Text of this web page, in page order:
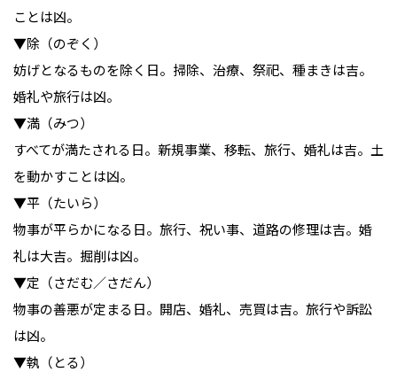
ことは凶。
▼除（のぞく）
妨げとなるものを除く日。掃除、治療、祭祀、種まきは吉。
婚礼や旅行は凶。
▼満（みつ）
すべてが満たされる日。新規事業、移転、旅行、婚礼は吉。土
を動かすことは凶。
▼平（たいら）
物事が平らかになる日。旅行、祝い事、道路の修理は吉。婚
礼は大吉。掘削は凶。
▼定（さだむ／さだん）
物事の善悪が定まる日。開店、婚礼、売買は吉。旅行や訴訟
は凶。
▼執（とる）